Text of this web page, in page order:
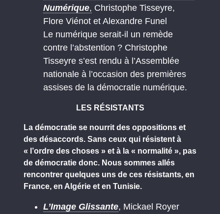
Numérique, Christophe Tisseyre,
Flore Viénot et Alexandre Funel
Le numérique serait-il un remède
contre l’abstention ? Christophe
Tisseyre s’est rendu à l’Assemblée
nationale à l’occasion des premières
assises de la démocratie numérique.
LES RÉSISTANTS
La démocratie se nourrit des oppositions et
des désaccords. Sans ceux qui résistent à
« l’ordre des choses » et à la « normalité », pas
de démocratie donc. Nous sommes allés
rencontrer quelques uns de ces résistants, en
France, en Algérie et en Tunisie.
L’Image Glissante, Mickael Royer